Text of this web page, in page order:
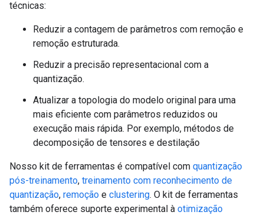
técnicas:
Reduzir a contagem de parâmetros com remoção e
remoção estruturada.
Reduzir a precisão representacional com a
quantização.
Atualizar a topologia do modelo original para uma
mais eficiente com parâmetros reduzidos ou
execução mais rápida. Por exemplo, métodos de
decomposição de tensores e destilação
Nosso kit de ferramentas é compatível com quantização
pós-treinamento, treinamento com reconhecimento de
quantização, remoção e clustering. O kit de ferramentas
também oferece suporte experimental à otimização